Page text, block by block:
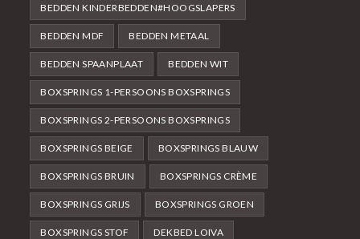
BEDDEN KINDERBEDDEN#HOOGSLAPERS
BEDDEN MDF BEDDEN METAAL
BEDDEN SPAANPLAAT BEDDEN WIT
BOXSPRINGS 1-PERSOONS BOXSPRINGS
BOXSPRINGS 2-PERSOONS BOXSPRINGS
BOXSPRINGS BEIGE BOXSPRINGS BLAUW
BOXSPRINGS BRUIN BOXSPRINGS CRÈME
BOXSPRINGS GRIJS BOXSPRINGS GROEN
BOXSPRINGS STOF DEKBED LOIVA